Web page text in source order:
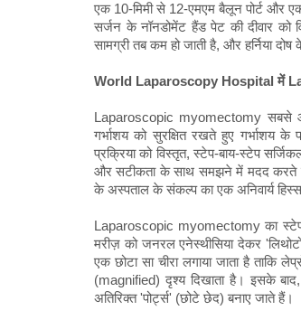
एक 10-मिमी से 12-एमएम बैलून पोर्ट और एक
सर्जन के नॉनडोमेंट हैंड पेट की दीवार को
सामग्री तब कम हो जाती है, और हर्निया
World Laparoscopy Hospital में
Laparoscopic myomectomy सबसे
गर्भाशय को सुरक्षित रखते हुए गर्भाशय
प्रक्रिया को विस्तृत, स्टेप-बाय-स्टेप
और सटीकता के साथ समझने में मदद करते हैं।
के अस्पताल के संकल्प का एक अनिवार्य
Laparoscopic myomectomy का स्टेप-
मरीज़ को जनरल एनेस्थीसिया देकर
एक छोटा सा चीरा लगाया जाता है ताकि
(magnified) दृश्य दिखाता है। इसके
अतिरिक्त 'पोर्ट्स' (छोटे छेद) बनाए जाते हैं।